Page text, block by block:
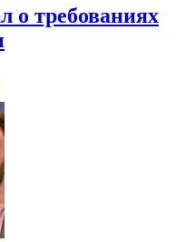
о требованиях